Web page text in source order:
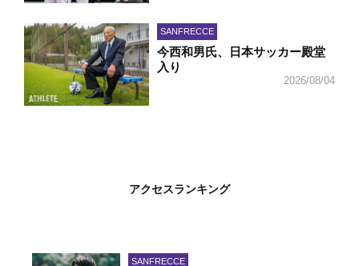
SANFRECCE
今西和男氏、日本サッカー殿堂
入り
2026/08/04
アクセスランキング
SANFRECCE